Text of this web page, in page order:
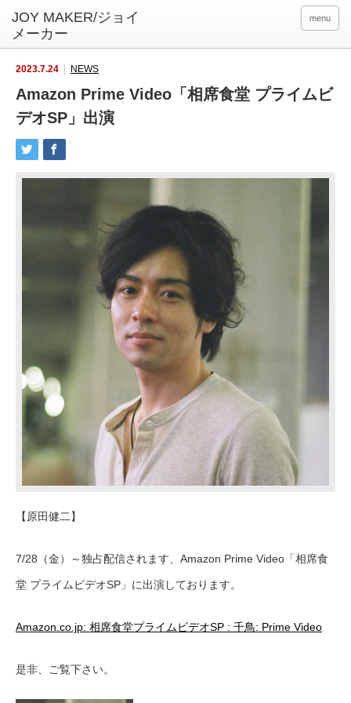
menu
2023.7.24 NEWS
Amazon Prime Video「相席食堂 プライムビ
デオSP」出演
【原田健二】
7/28（金）～独占配信されます、Amazon Prime Video「相席食
堂 プライムビデオSP」に出演しております。
Amazon.co.jp: 相席食堂プライムビデオSP : 千鳥: Prime Video
是非、ご覧下さい。